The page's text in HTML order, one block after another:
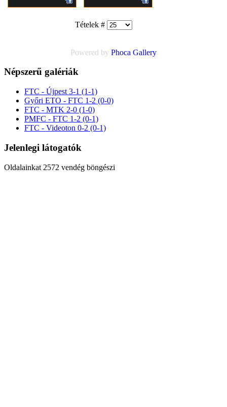
Tételek #
Powered by Phoca Gallery
Népszerű galériák
FTC - Újpest 3-1 (1-1)
Győri ETO - FTC 1-2 (0-0)
FTC - MTK 2-0 (1-0)
PMFC - FTC 1-2 (0-1)
FTC - Videoton 0-2 (0-1)
Jelenlegi látogatók
Oldalainkat 2572 vendég böngészi